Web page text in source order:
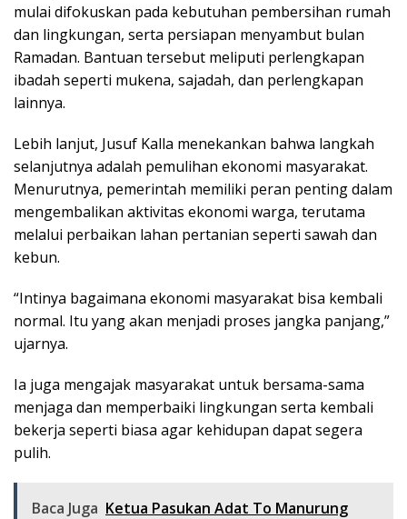
mulai difokuskan pada kebutuhan pembersihan rumah
dan lingkungan, serta persiapan menyambut bulan
Ramadan. Bantuan tersebut meliputi perlengkapan
ibadah seperti mukena, sajadah, dan perlengkapan
lainnya.
Lebih lanjut, Jusuf Kalla menekankan bahwa langkah
selanjutnya adalah pemulihan ekonomi masyarakat.
Menurutnya, pemerintah memiliki peran penting dalam
mengembalikan aktivitas ekonomi warga, terutama
melalui perbaikan lahan pertanian seperti sawah dan
kebun.
“Intinya bagaimana ekonomi masyarakat bisa kembali
normal. Itu yang akan menjadi proses jangka panjang,”
ujarnya.
Ia juga mengajak masyarakat untuk bersama-sama
menjaga dan memperbaiki lingkungan serta kembali
bekerja seperti biasa agar kehidupan dapat segera
pulih.
Baca Juga Ketua Pasukan Adat To Manurung